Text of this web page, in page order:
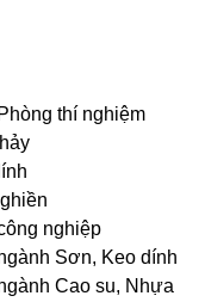
thí nghiệm
nghiệp
Sơn, Keo dính
Cao su, Nhựa